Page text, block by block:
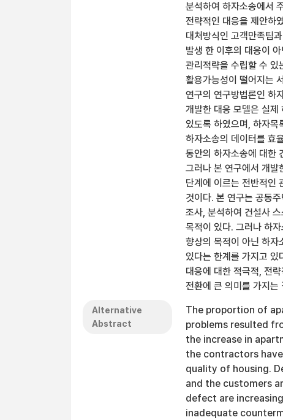
분석하여 하자소송에서
전략적인 대응을 제안하
대처방식인 고객만족팀
발생 한 이후의 대응이
관리적략을 수립할 수
활용가능성이 떨어지는
연구의 연구방법론인 하
개발한 대응 모델은 실제
있도록 하였으며, 하자목
하자소송의 데이터를 효
동안의 하자소송에 대한
그러나 본 연구에서 개발
단계에 이르는 전반적인
것이다. 본 연구는 공동
조사, 분석하여 건설사
목적이 있다. 그러나 하
향상의 목적이 아닌 하자
있다는 한계를 가지고 있
대응에 대한 적극적, 전
전환에 큰 의미를 가지는
Alternative
Abstract
The proportion of
problems resulted
the increase in
the contractors
quality of housing.
and the customers
defect are
inadequate